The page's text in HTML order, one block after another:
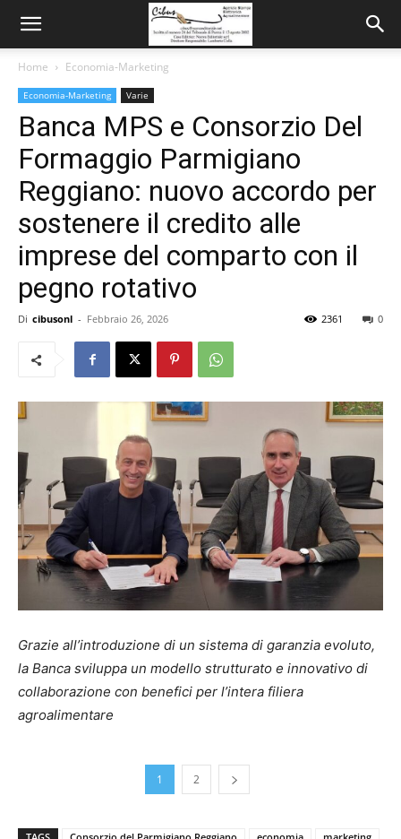
Home Economia-Marketing
Economia-Marketing Varie
Banca MPS e Consorzio Del
Formaggio Parmigiano
Reggiano: nuovo accordo per
sostenere il credito alle
imprese del comparto con il
pegno rotativo
Di cibusonl - Febbraio 26, 2026 0
2361
Grazie all’introduzione di un sistema di garanzia evoluto,
la Banca sviluppa un modello strutturato e innovativo di
collaborazione con benefici per l’intera filiera
agroalimentare
1 2